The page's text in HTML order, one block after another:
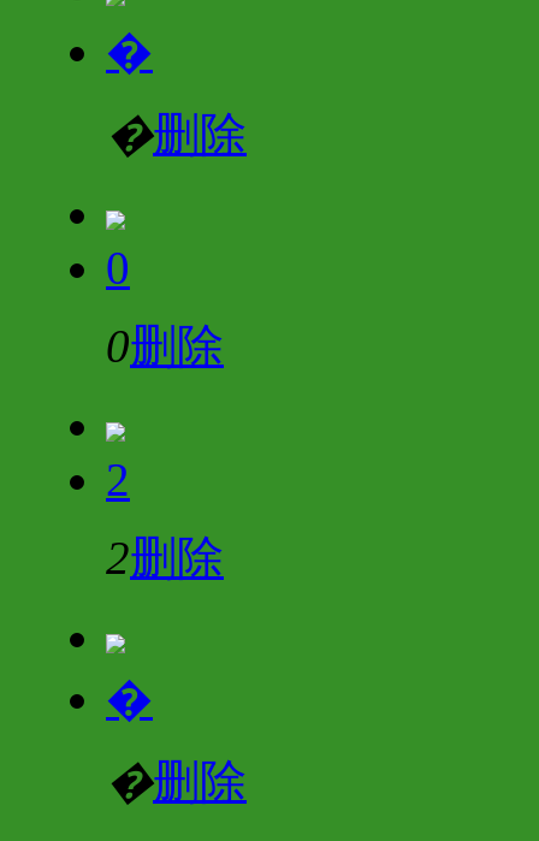
�
�删除
0
0删除
2
2删除
�
�删除